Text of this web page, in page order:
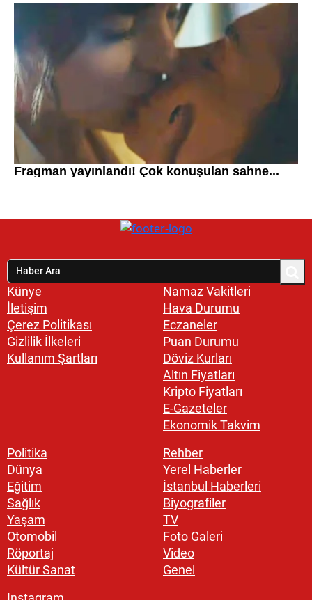
Künye
İletişim
Çerez Politikası
Gizlilik İlkeleri
Kullanım Şartları
Namaz Vakitleri
Hava Durumu
Eczaneler
Puan Durumu
Döviz Kurları
Altın Fiyatları
Kripto Fiyatları
E-Gazeteler
Ekonomik Takvim
Politika
Dünya
Eğitim
Sağlık
Yaşam
Otomobil
Röportaj
Kültür Sanat
Rehber
Yerel Haberler
İstanbul Haberleri
Biyografiler
TV
Foto Galeri
Video
Genel